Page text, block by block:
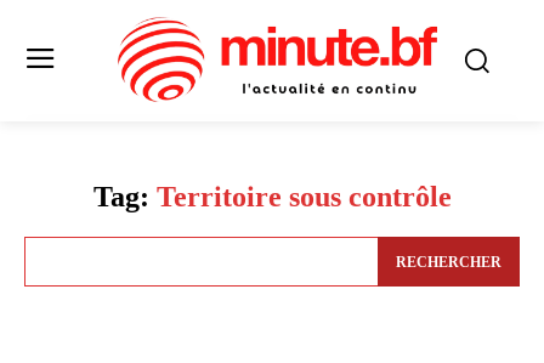
Tag: Territoire sous contrôle
RECHERCHER